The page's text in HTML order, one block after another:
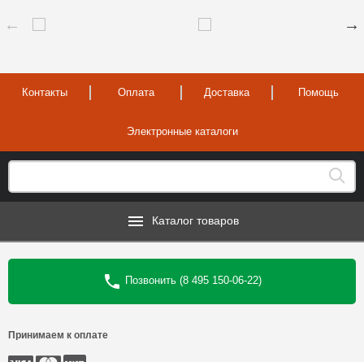
Контакты Оплата Доставка Помощь
Электронные каталоги
Каталог товаров
Позвонить (8 495 150-06-22)
Принимаем к оплате